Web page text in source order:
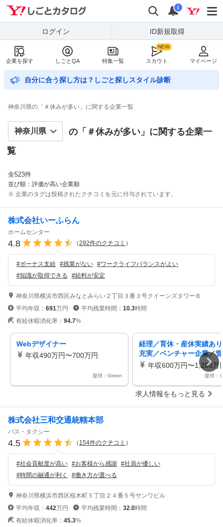
Yahoo!しごとカタログ
検索
通知
i
ログイン ID新規取得
企業を探す しごとQA 特集一覧 スカウト マイページ
自分に合う探し方は？しごと探しスタイル診断
神奈川県の「＃休みが多い」に関する企業一覧
の「＃休みが多い 」に関する企業一
覧
全523件
並び順：評価が高い企業順
※ 企業のタグは投稿されたクチコミを元に付与されています。
株式会社いーふらん
ホームセンター
4.8 （292件のクチコミ ）
#ボーナス支給 #残業がない #ワークライフバランスがよい
#知識が取得できる #給料が安定
神奈川県横浜市西区みなとみらい２丁目３番３号クイーンズタワーＢ
平均年収： 691万円 平均残業時間： 10.3時間
有給休暇消化率： 94.7%
Webデザイナー
年収490万円〜700万円
提供：Green
経理／育休・産休実績あ
充実／ベンチャー企業／
マネージャー
年収600万円〜1,200万
提供：
求人情報をもっと見る
株式会社三和交通統轄本部
バス・タクシー
4.5 （ 154件のクチコミ ）
#社会貢献度が高い #お客様から感謝 #社員が優しい
#時間の融通が利く #働き方が選べる
神奈川県横浜市西区桜木町５丁目２４番５号サンワビル
平均年収： 442万円 平均残業時間： 32.0時間
有給休暇消化率： 45.3%